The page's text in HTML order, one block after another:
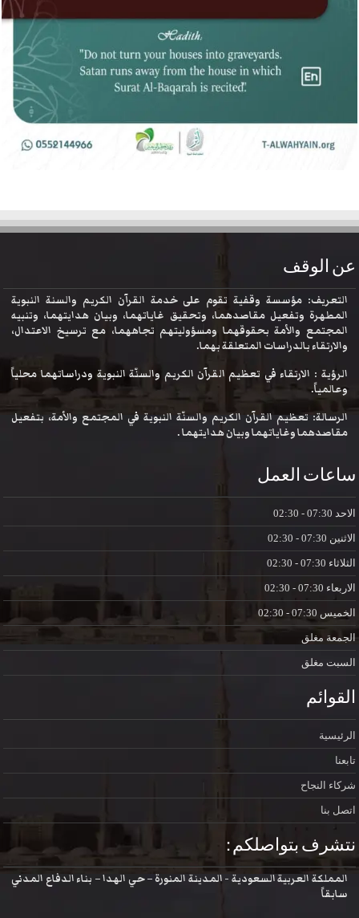
عن الوقف
التعريف: مؤسسة وقفية تقوم على خدمة القرآن الكريم والسنة النبوية
المطهرة وتفعيل مقاصدهما، وتحقيق غاياتهما، وبيان هدايتهما، وتنبيه
المجتمع والأمة بحقوقهما ومسؤوليتهم تجاههما، مع ترسيخ الاعتدال،
والارتقاء بالدراسات المتعلقة بهما.
الرؤية : الارتقاء في تعظيم القرآن الكريم والسنّة النبوية ودراساتهما محلياً
وعالمياً.
الرسالة: تعظيم القرآن الكريم والسنّة النبوية في المجتمع والأمة، بتفعيل
مقاصدهما وغاياتهما وبيان هدايتهما .
ساعات العمل
الاحد
الاثنين
الثلاثاء
الاربعاء
الخميس
الجمعة مغلق
السبت مغلق
القوائم
الرئيسية
تابعنا
شركاء النجاح
اتصل بنا
نتشرف بتواصلكم :
المملكة العربية السعودية - المدينة المنورة – حي الهدا – بناء الدفاع المدني
سابقاً